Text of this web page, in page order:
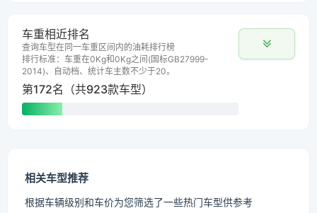
车重相近排名
查询车型在同一车重区间内的油耗排行榜
排行标准：车重在0Kg和0Kg之间(国标GB27999-
2014)、自动档、统计车主数不少于20。
第172名（共923款车型）
相关车型推荐
根据车辆级别和车价为您筛选了一些热门车型供参考